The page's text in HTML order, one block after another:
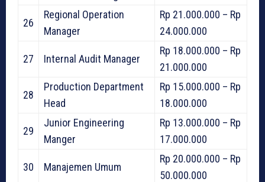
26
Regional Operation
Manager
Rp 21.000.000 – Rp
24.000.000
27 Internal Audit Manager
Rp 18.000.000 – Rp
21.000.000
28
Production Department
Head
Rp 15.000.000 – Rp
18.000.000
29
Junior Engineering
Manger
Rp 13.000.000 – Rp
17.000.000
30 Manajemen Umum
Rp 20.000.000 – Rp
50.000.000